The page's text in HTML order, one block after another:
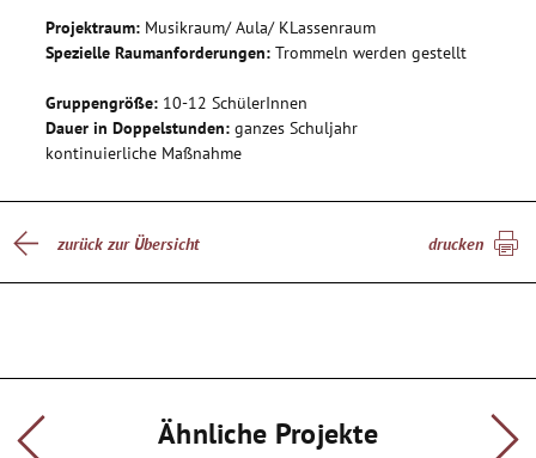
zu entwickeln. So werden die eigenen rhythmischen Ideen
umgesetzt und die Kreativität gefördert.
Projektraum: Musikraum/ Aula/ KLassenraum
Spezielle Raumanforderungen: Trommeln werden gestellt
Gruppengröße: 10-12 SchülerInnen
Dauer in Doppelstunden: ganzes Schuljahr
kontinuierliche Maßnahme
zurück zur Übersicht drucken
Ähnliche Projekte